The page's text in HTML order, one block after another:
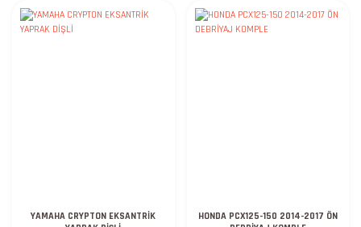
YAMAHA CRYPTON EKSANTRİK
HONDA PCX125-150 2014-2017 ÖN